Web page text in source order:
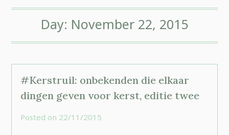
Day: November 22, 2015
#Kerstruil: onbekenden die elkaar
dingen geven voor kerst, editie twee
Posted on 22/11/2015